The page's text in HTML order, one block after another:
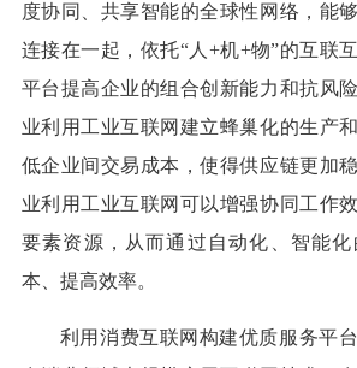
度协同、共享智能的全球性网络，能
连接在一起，依托“人+机+物”的互联
平台提高企业的组合创新能力和抗风
业利用工业互联网建立蜂巢化的生产
低企业间交易成本，使得供应链更加
业利用工业互联网可以增强协同工作
要素资源，从而通过自动化、智能
本、提高效率。
利用消费互联网构建优质服务平